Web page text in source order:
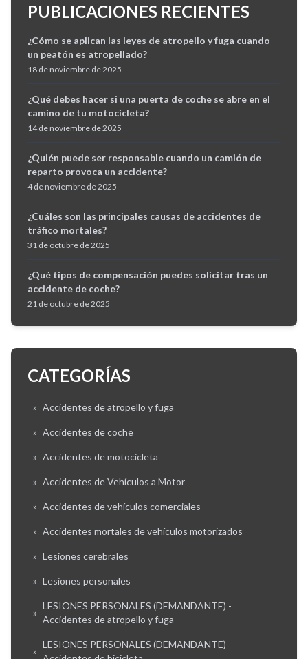
PUBLICACIONES RECIENTES
¿Cómo se aplican las leyes de atropello y fuga cuando
un peatón es atropellado?
18 de noviembre de 2025
¿Qué debes hacer si una puerta de coche se abre en el
camino de tu motocicleta?
14 de noviembre de 2025
¿Quién puede ser responsable cuando un camión de
reparto provoca un accidente?
4 de noviembre de 2025
¿Cuáles son las principales causas de accidentes de
tráfico mortales?
31 de octubre de 2025
¿Qué tipos de compensación puedes solicitar tras un
accidente de coche?
21 de octubre de 2025
CATEGORÍAS
» Accidentes de atropello y fuga
» Accidentes de coche
» Accidentes de motocicleta
» Accidentes de Vehículos a Motor
» Accidentes de vehículos comerciales
» Accidentes mortales de vehículos motorizados
» Lesiones cerebrales
» Lesiones personales
»
LESIONES PERSONALES (DEMANDANTE) -
Accidentes de atropello y fuga
»
LESIONES PERSONALES (DEMANDANTE) -